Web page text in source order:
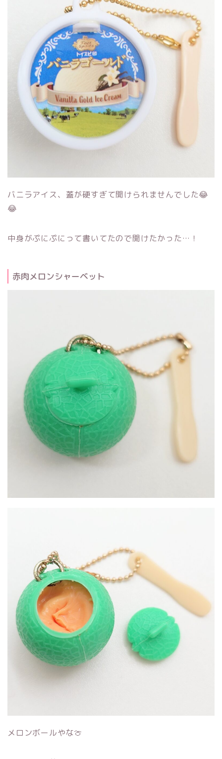
バニラアイス、蓋が硬すぎて開けられませんでした😂
😂
中身がぷにぷにって書いてたので開けたかった…！
赤肉メロンシャーベット
メロンボールやな🍈